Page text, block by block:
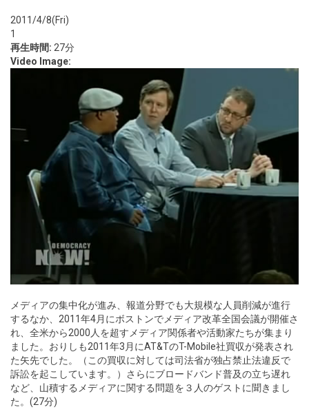
2011/4/8(Fri)
1
再生時間: 27分
Video Image:
メディアの集中化が進み、報道分野でも大規模な人員削減が進行
するなか、2011年4月にボストンでメディア改革全国会議が開催さ
れ、全米から2000人を超すメディア関係者や活動家たちが集まり
ました。おりしも2011年3月にAT&TのT-Mobile社買収が発表され
た矢先でした。（この買収に対しては司法省が独占禁止法違反で
訴訟を起こしています。）さらにブロードバンド普及の立ち遅れ
など、山積するメディアに関する問題を３人のゲストに聞きまし
た。(27分)